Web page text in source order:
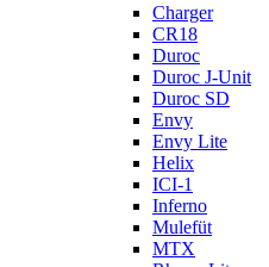
Charger
CR18
Duroc
Duroc J-Unit
Duroc SD
Envy
Envy Lite
Helix
ICI-1
Inferno
Mulefüt
MTX